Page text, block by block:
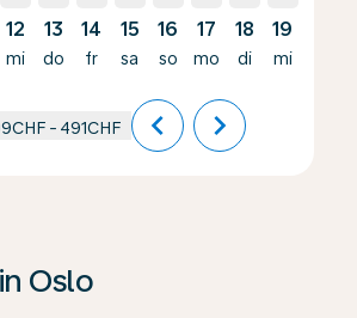
12
mi
13
do
14
fr
15
sa
16
so
17
mo
18
di
19
mi
- 491CHF chevron_left chevron_right
Oslo